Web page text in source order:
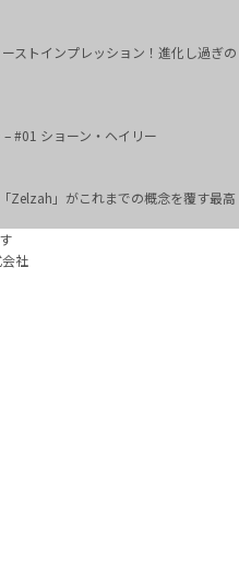
ストインプレッション！進化し過ぎの
#01 ショーン・ヘイリー
Zelzah」がこれまでの概念を覆す最高